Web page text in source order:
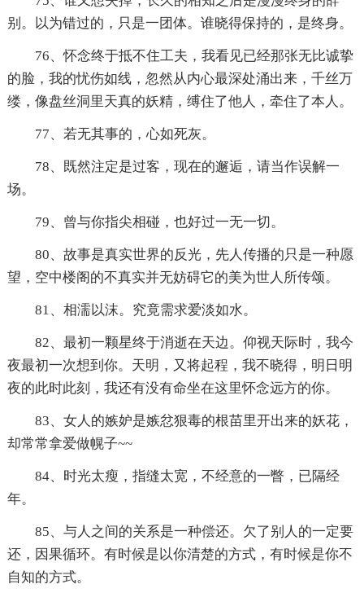
别。以为错过的，只是一团体。谁晓得保持的，是终身。
76、怀念终于抵不住工夫，我看见已经那张无比诚挚
的脸，我的忧伤如线，忽然从内心最深处涌出来，千丝万
缕，像盘丝洞里天真的妖精，缚住了他人，牵住了本人。
77、若无其事的，心如死灰。
78、既然注定是过客，现在的邂逅，请当作误解一
场。
79、曾与你指尖相碰，也好过一无一切。
80、故事是真实世界的反光，先人传播的只是一种愿
望，空中楼阁的不真实并无妨碍它的美为世人所传颂。
81、相濡以沫。究竟需求爱淡如水。
82、最初一颗星终于消逝在天边。仰视天际时，我今
夜最初一次想到你。天明，又将起程，我不晓得，明日明
夜的此时此刻，我还有没有命坐在这里怀念远方的你。
83、女人的嫉妒是嫉忿狠毒的根苗里开出来的妖花，
却常常拿爱做幌子~~
84、时光太瘦，指缝太宽，不经意的一瞥，已隔经
年。
85、与人之间的关系是一种偿还。欠了别人的一定要
还，因果循环。有时候是以你清楚的方式，有时候是你不
自知的方式。